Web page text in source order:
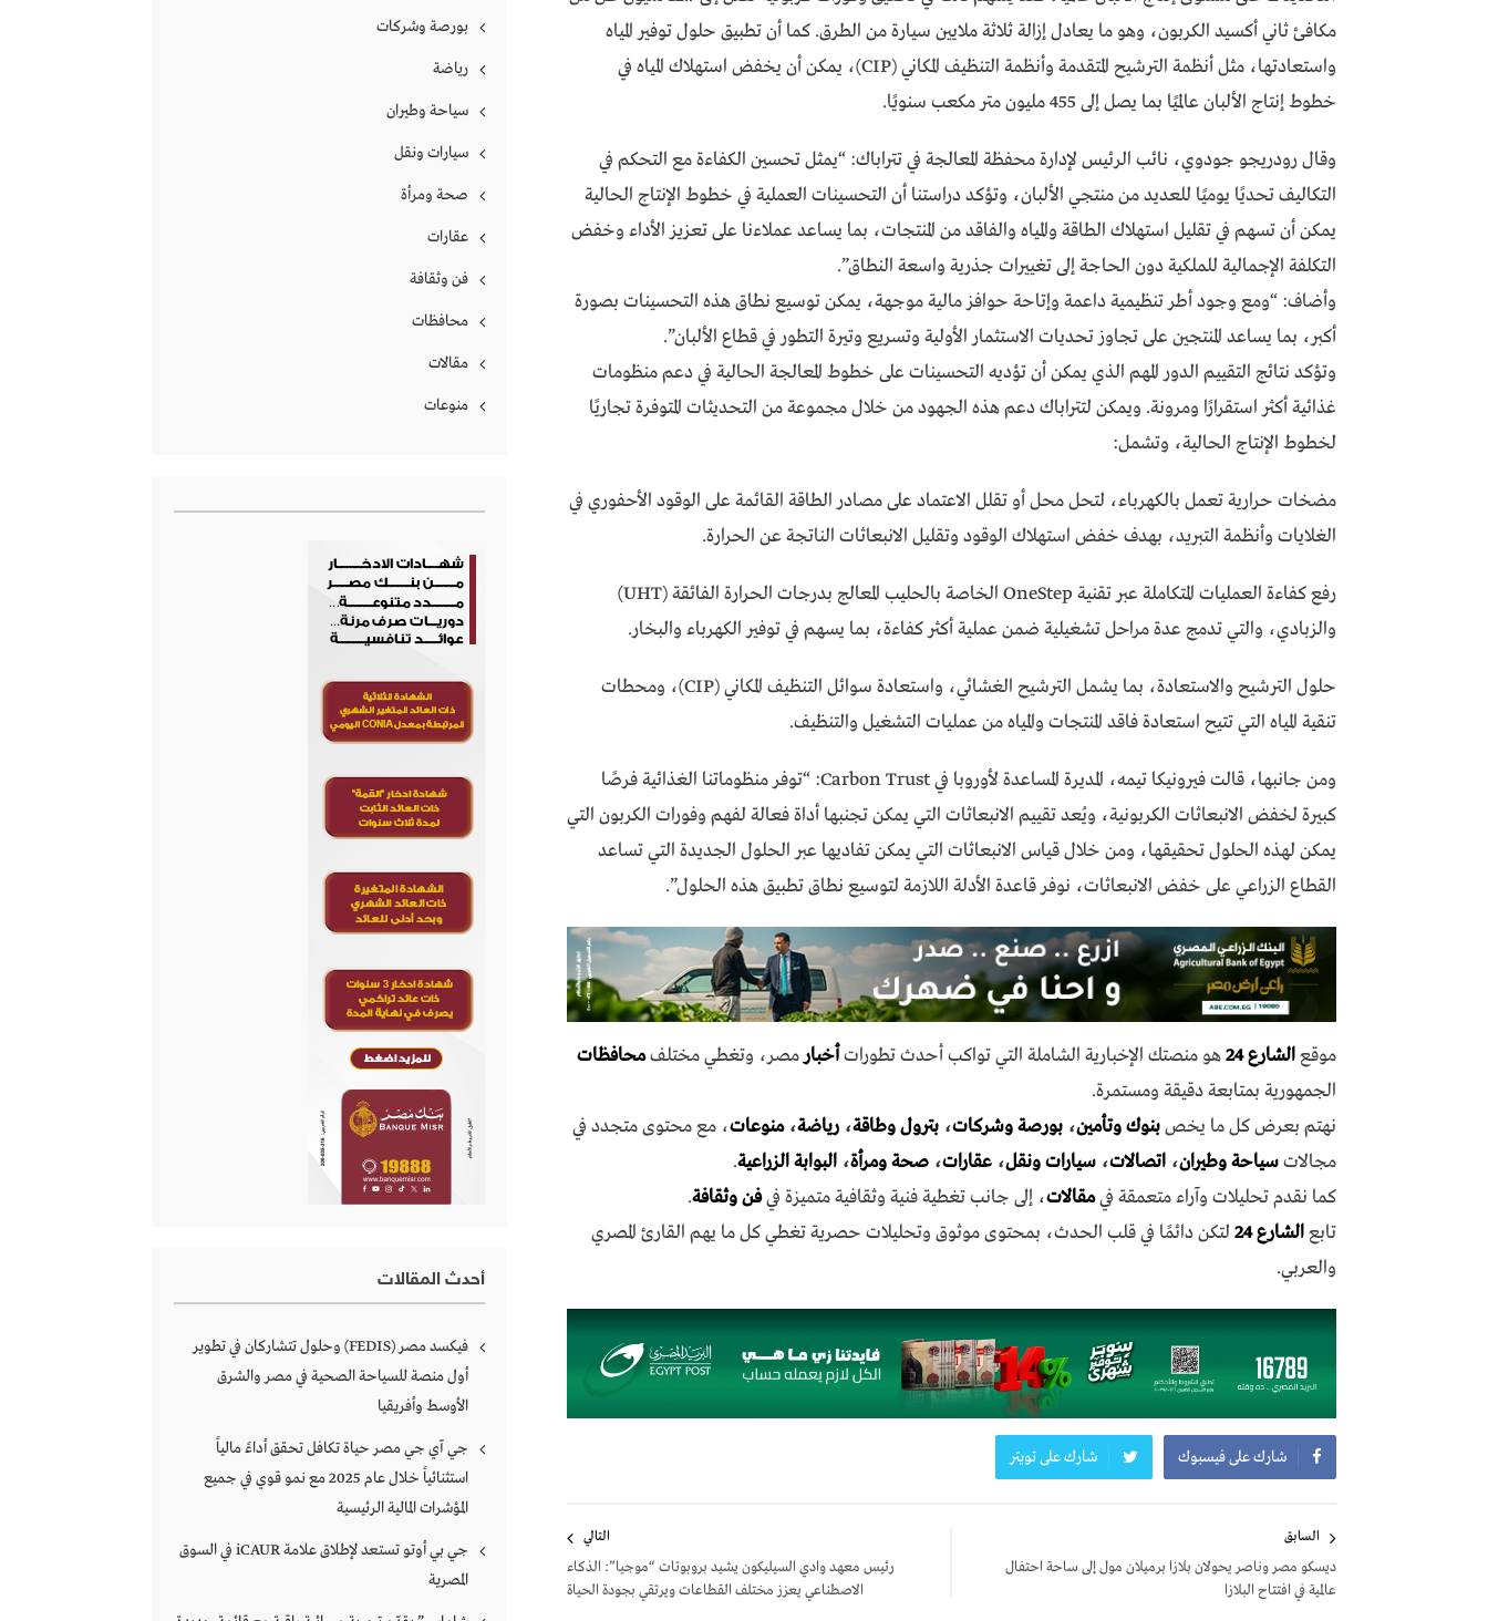
مكافئ ثاني أكسيد الكربون، وهو ما يعادل إزالة ثلاثة ملايين سيارة من الطرق. كما أن تطبيق حلول توفير المياه
واستعادتها، مثل أنظمة الترشيح المتقدمة وأنظمة التنظيف المكاني (CIP)، يمكن أن يخفض استهلاك المياه في
خطوط إنتاج الألبان عالميًا بما يصل إلى 455 مليون متر مكعب سنويًا.
وقال رودريجو جودوي، نائب الرئيس لإدارة محفظة المعالجة في تتراباك: “يمثل تحسين الكفاءة مع التحكم في
التكاليف تحديًا يوميًا للعديد من منتجي الألبان، وتؤكد دراستنا أن التحسينات العملية في خطوط الإنتاج الحالية
يمكن أن تسهم في تقليل استهلاك الطاقة والمياه والفاقد من المنتجات، بما يساعد عملاءنا على تعزيز الأداء وخفض
التكلفة الإجمالية للملكية دون الحاجة إلى تغييرات جذرية واسعة النطاق”.
وأضاف: “ومع وجود أطر تنظيمية داعمة وإتاحة حوافز مالية موجهة، يمكن توسيع نطاق هذه التحسينات بصورة
أكبر، بما يساعد المنتجين على تجاوز تحديات الاستثمار الأولية وتسريع وتيرة التطور في قطاع الألبان”.
وتؤكد نتائج التقييم الدور المهم الذي يمكن أن تؤديه التحسينات على خطوط المعالجة الحالية في دعم منظومات
غذائية أكثر استقرارًا ومرونة. ويمكن لتتراباك دعم هذه الجهود من خلال مجموعة من التحديثات المتوفرة تجاريًا
لخطوط الإنتاج الحالية، وتشمل:
مضخات حرارية تعمل بالكهرباء، لتحل محل أو تقلل الاعتماد على مصادر الطاقة القائمة على الوقود الأحفوري في
الغلايات وأنظمة التبريد، بهدف خفض استهلاك الوقود وتقليل الانبعاثات الناتجة عن الحرارة.
رفع كفاءة العمليات المتكاملة عبر تقنية OneStep الخاصة بالحليب المعالج بدرجات الحرارة الفائقة (UHT)
والزبادي، والتي تدمج عدة مراحل تشغيلية ضمن عملية أكثر كفاءة، بما يسهم في توفير الكهرباء والبخار.
حلول الترشيح والاستعادة، بما يشمل الترشيح الغشائي، واستعادة سوائل التنظيف المكاني (CIP)، ومحطات
تنقية المياه التي تتيح استعادة فاقد المنتجات والمياه من عمليات التشغيل والتنظيف.
ومن جانبها، قالت فيرونيكا تيمه، المديرة المساعدة لأوروبا في Carbon Trust: “توفر منظوماتنا الغذائية فرصًا
كبيرة لخفض الانبعاثات الكربونية، ويُعد تقييم الانبعاثات التي يمكن تجنبها أداة فعالة لفهم وفورات الكربون التي
يمكن لهذه الحلول تحقيقها، ومن خلال قياس الانبعاثات التي يمكن تفاديها عبر الحلول الجديدة التي تساعد
القطاع الزراعي على خفض الانبعاثات، نوفر قاعدة الأدلة اللازمة لتوسيع نطاق تطبيق هذه الحلول”.
موقعالشارع 24 هو منصتك الإخبارية الشاملة التي تواكب أحدث تطوراتأخبار مصر، وتغطي مختلفمحافظات
الجمهورية بمتابعة دقيقة ومستمرة.
نهتم بعرض كل ما يخصبنوك وتأمين، بورصة وشركات، بترول وطاقة، رياضة،منوعات، مع محتوى متجدد في
مجالاتسياحة وطيران، اتصالات، سيارات ونقل، عقارات، صحة ومرأة، البوابة الزراعية.
كما نقدم تحليلات وآراء متعمقة فيمقالات، إلى جانب تغطية فنية وثقافية متميزة فيفن وثقافة.
تابعالشارع 24
لتكن دائمًا في قلب الحدث، بمحتوى موثوق وتحليلات حصرية تغطي كل ما يهم القارئ المصري
والعربي.
شارك على فيسبوك شارك على تويتر
المقالات
السابق
ديسكو مصر وناصر يحولان بلازا برميلان مول إلى ساحة احتفال
عالمية في افتتاح البلازا
التالي
رئيس معهد وادي السيليكون يشيد بروبوتات “موجيا”: الذكاء
الاصطناعي يعزز مختلف القطاعات ويرتقي بجودة الحياة
بورصة وشركات
رياضة
سياحة وطيران
سيارات ونقل
صحة ومرأة
عقارات
فن وثقافة
محافظات
مقالات
منوعات
أحدث المقالات
فيكسد مصر (FEDIS) وحلول تتشاركان في تطوير
أول منصة للسياحة الصحية في مصر والشرق
الأوسط وأفريقيا
جي آي جي مصر حياة تكافل تحقق أداءً مالياً
استثنائياً خلال عام 2025 مع نمو قوي في جميع
المؤشرات المالية الرئيسية
جي بي أوتو تستعد لإطلاق علامة iCAUR في السوق
المصرية